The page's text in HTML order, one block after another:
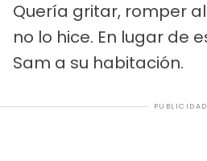
Quería gritar, romper
no lo hice. En lugar de
Sam a su habitación.
PUBLICIDAD